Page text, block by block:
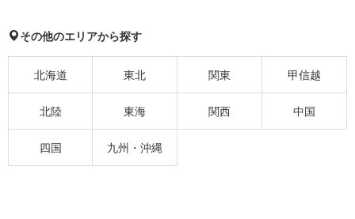
その他のエリアから探す
北海道 東北 関東 甲信越
北陸 東海 関西 中国
四国 九州・沖縄